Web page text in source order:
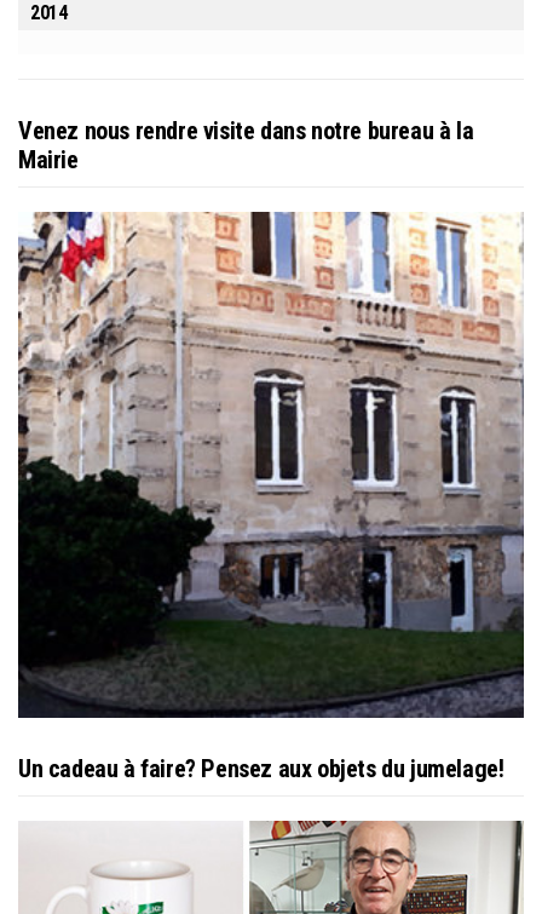
2014
Venez nous rendre visite dans notre bureau à la
Mairie
Un cadeau à faire? Pensez aux objets du jumelage!